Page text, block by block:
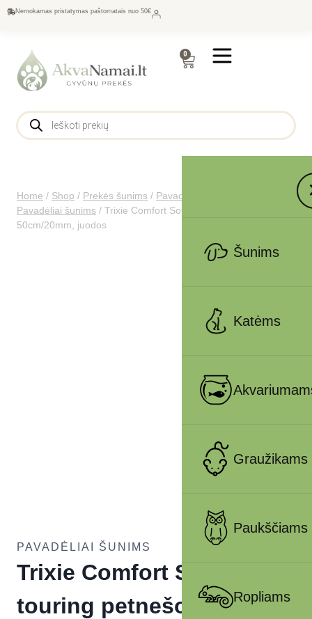
Nemokamas pristatymas paštomatais nuo 50€
0
Šunims
Katėms
Graužikams
Paukščiams
Ropliams
Home / Shop / Prekės šunims / Pavadėliai, antkakliai šunims
Pavadėliai šunims / Trixie Comfort Soft touring petnešos, S 33-
50cm/20mm, juodos
PAVADĖLIAI ŠUNIMS
Trixie Comfort Soft
touring petnešos, S 33-